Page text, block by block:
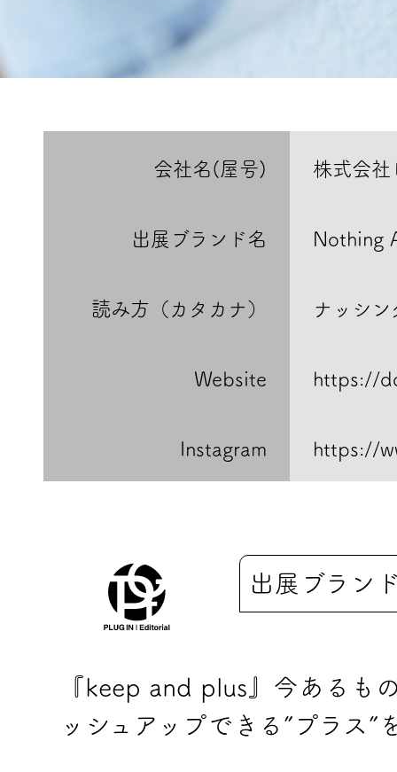
会社名(屋号) 株式会社
出展ブランド名 Nothing
読み方（カタカナ） ナッシ
Website https://
Instagram https://
出展ブラン
『keep and plus』今あるも
ッシュアップできる”プラス”